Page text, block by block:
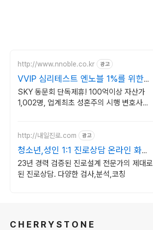
http://www.nnoble.co.kr 광고
VVIP 심리테스트 엔노블 1%를 위한
상류층 결정사
SKY 동문회 단독제휴! 100억이상 자산가
1,002명, 업계최초 성혼주의 시행 변호사검
http://내일진로.com 광고
청소년,성인 1:1 진로상담 온라인 화상
진로/고민상담
23년 경력 검증된 진로설계 전문가의 제대로
된 진로상담. 다양한 검사,분석,코칭
C H E R R Y S T O N E